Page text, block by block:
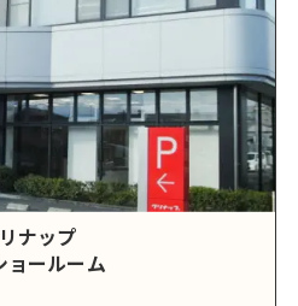
ナップ
ョールーム